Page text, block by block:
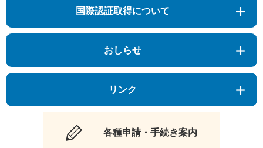
国際認証取得について
おしらせ
リンク
各種申請・手続き案内